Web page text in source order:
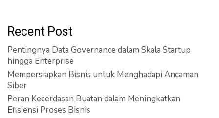
Recent Post
Pentingnya Data Governance dalam Skala Startup
hingga Enterprise
Mempersiapkan Bisnis untuk Menghadapi Ancaman
Siber
Peran Kecerdasan Buatan dalam Meningkatkan
Efisiensi Proses Bisnis